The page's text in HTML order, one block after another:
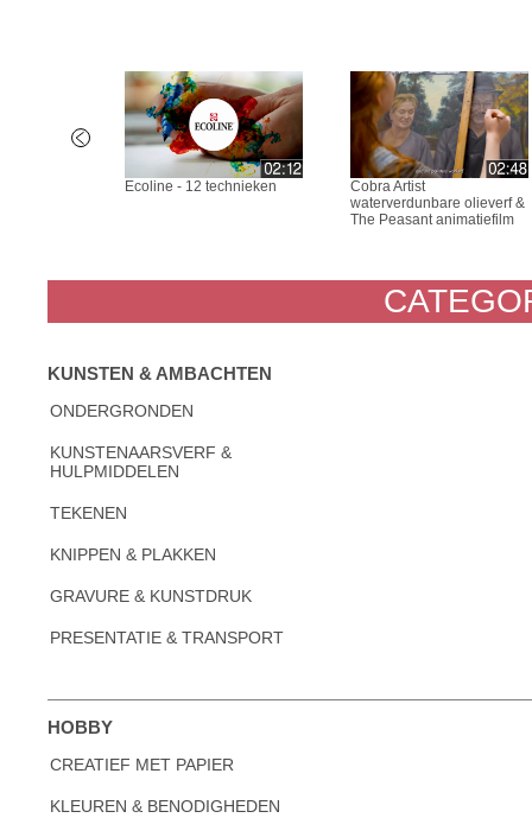
Ecoline - 12 technieken
Cobra Artist
waterverdunbare olieverf &
The Peasant animatiefilm
KUNSTEN & AMBACHTEN
ONDERGRONDEN
KUNSTENAARSVERF &
HULPMIDDELEN
TEKENEN
KNIPPEN & PLAKKEN
GRAVURE & KUNSTDRUK
PRESENTATIE & TRANSPORT
HOBBY
CREATIEF MET PAPIER
KLEUREN & BENODIGHEDEN